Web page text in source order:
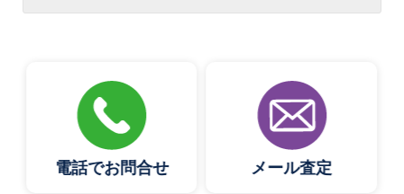
電話でお問合せ メール査定